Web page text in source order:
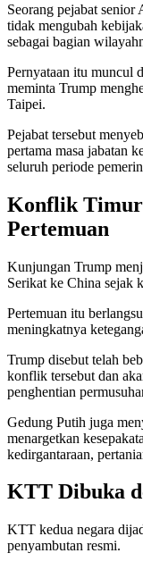
Seorang pejabat senior
tidak mengubah
sebagai bagian
Pernyataan itu muncul
meminta Trump
Taipei.
Pejabat tersebut
pertama masa jabatan
seluruh periode
Konflik Timur
Pertemuan
Kunjungan Trump
Serikat ke China sejak
Pertemuan itu
meningkatnya
Trump disebut telah
konflik tersebut dan
penghentian
Gedung Putih juga
menargetkan
kedirgantaraan,
KTT Dibuka
KTT kedua negara
penyambutan resmi.